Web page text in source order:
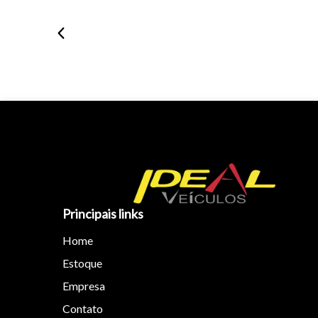
Principais links
Home
Estoque
Empresa
Contato